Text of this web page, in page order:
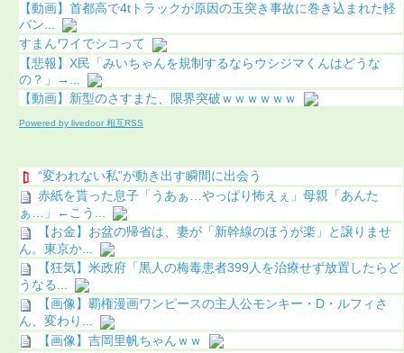
【動画】首都高で4tトラックが原因の玉突き事故に巻き込まれた軽
バン...
すまんワイでシコって
【悲報】X民「みいちゃんを規制するならウシジマくんはどうな
の？」→...
【動画】新型のさすまた、限界突破ｗｗｗｗｗｗ
Powered by livedoor 相互RSS
“変われない私”が動き出す瞬間に出会う
赤紙を貰った息子「うあぁ…やっぱり怖えぇ」母親「あんた
ぁ…」←こう...
【お金】お盆の帰省は、妻が「新幹線のほうが楽」と譲りませ
ん。東京か...
【狂気】米政府「黒人の梅毒患者399人を治療せず放置したらど
うなる...
【画像】覇権漫画ワンピースの主人公モンキー・D・ルフィさ
ん、変わり...
【画像】吉岡里帆ちゃんｗｗ